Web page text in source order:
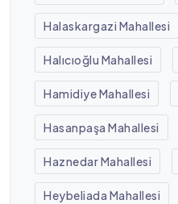
Halaskargazi Mahallesi
Halıcıoğlu Mahallesi
Hamidiye Mahallesi
Hasanpaşa Mahallesi
Haznedar Mahallesi
Heybeliada Mahallesi